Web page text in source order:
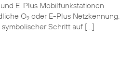
und E-Plus Mobilfunkstationen
O2 oder E-Plus Netzkennung.
Schritt auf […]